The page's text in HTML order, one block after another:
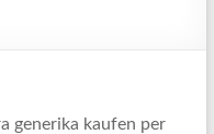
generika kaufen per